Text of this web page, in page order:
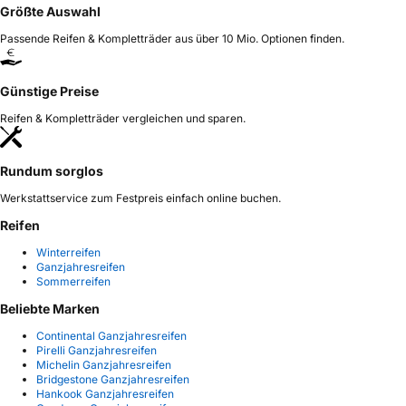
Größte Auswahl
Passende Reifen & Kompletträder aus über 10 Mio. Optionen finden.
Günstige Preise
Reifen & Kompletträder vergleichen und sparen.
Rundum sorglos
Werkstattservice zum Festpreis einfach online buchen.
Reifen
Winterreifen
Ganzjahresreifen
Sommerreifen
Beliebte Marken
Continental Ganzjahresreifen
Pirelli Ganzjahresreifen
Michelin Ganzjahresreifen
Bridgestone Ganzjahresreifen
Hankook Ganzjahresreifen